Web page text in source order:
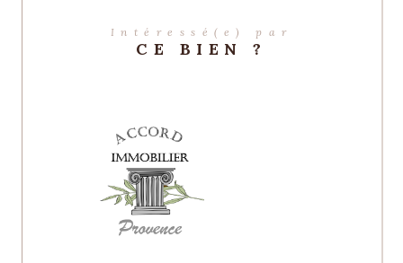
Intéressé(e) par
CE BIEN ?